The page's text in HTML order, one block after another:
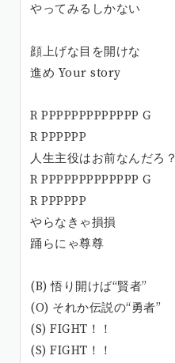
やってみるしかない
顔上げな目を開けな
進め Your story
R PPPPPPPPPPPPP G
R PPPPPP
人生主役はお前なんだろ？
R PPPPPPPPPPPPP G
R PPPPPP
やらなきゃ損損
踊らにゃ尊尊
(B) 悟り開けば“賢者”
(O) それか伝説の“勇者”
(S) FIGHT！！
(S) FIGHT！！